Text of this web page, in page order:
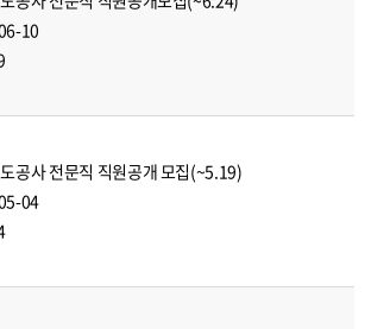
10
공사 전문직 직원공개 모집(~5.19)
04